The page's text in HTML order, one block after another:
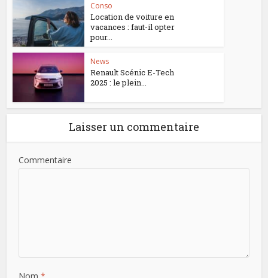
Conso
Location de voiture en
vacances : faut-il opter
pour...
News
Renault Scénic E-Tech
2025 : le plein...
Laisser un commentaire
Commentaire
Nom*